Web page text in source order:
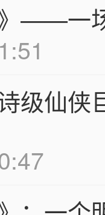
》——一
级仙侠